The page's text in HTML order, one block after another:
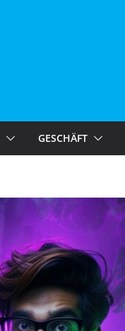
GESCHÄFT